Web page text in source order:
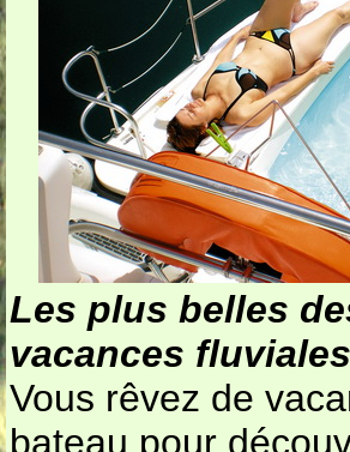
Les plus belles
vacances
Vous rêvez de
bateau pour